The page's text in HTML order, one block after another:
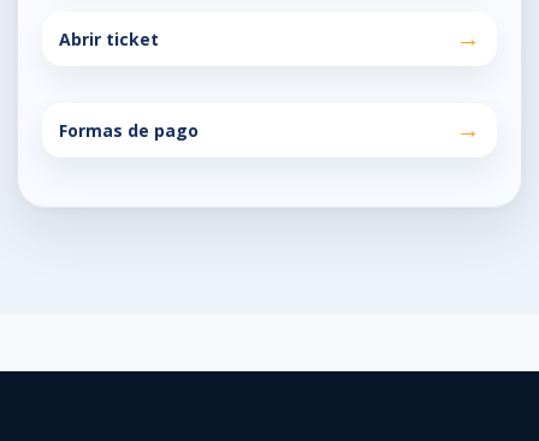
Abrir ticket
Formas de pago